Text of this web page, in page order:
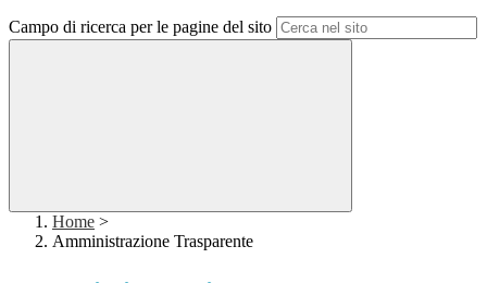
Campo di ricerca per le pagine del sito
Home >
Amministrazione Trasparente